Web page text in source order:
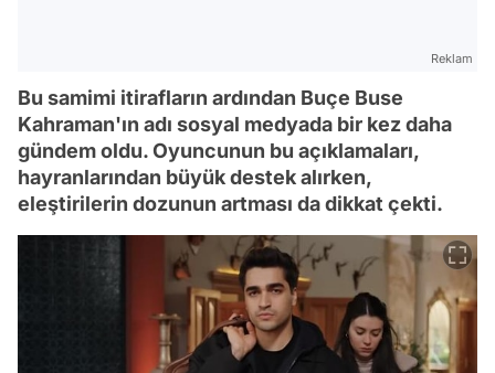
Reklam
Bu samimi itirafların ardından Buçe Buse
Kahraman'ın adı sosyal medyada bir kez daha
gündem oldu. Oyuncunun bu açıklamaları,
hayranlarından büyük destek alırken,
eleştirilerin dozunun artması da dikkat çekti.